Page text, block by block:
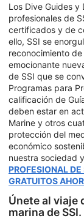
Los Dive Guides
profesionales de
certificados y de
ello, SSI se
reconocimiento de
emocionante
de SSI que se
Programas para
calificación de
deben estar en
Marine y otros
protección del
económico
nuestra sociedad
PROFESIONAL
GRATUITOS
Únete al viaje
marina de SSI.